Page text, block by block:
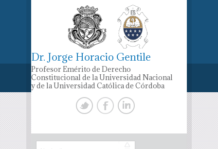
Dr. Jorge Horacio Gentile
Profesor Emérito de Derecho
Constitucional de la Universidad Nacional
y de la Universidad Católica de Córdoba